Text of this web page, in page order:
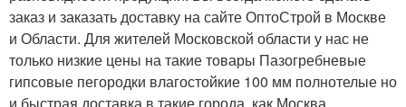
заказ и заказать доставку на сайте ОптоСтрой в Москве
и Области. Для жителей Московской области у нас не
только низкие цены на такие товары Пазогребневые
гипсовые пегородки влагостойкие 100 мм полнотелые но